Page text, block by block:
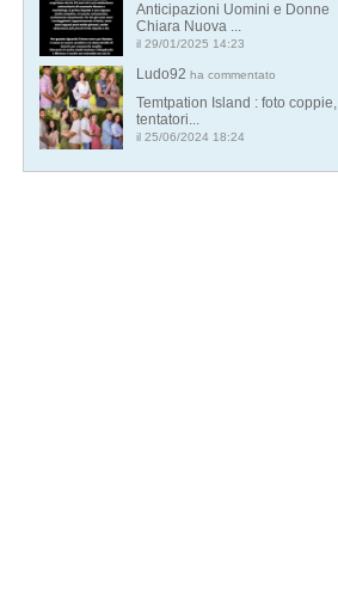
Anticipazioni Uomini e Donne
Chiara Nuova ...
il 29/01/2025 14:23
Ludo92 ha commentato
Temtpation Island : foto coppie,
tentatori...
il 25/06/2024 18:24